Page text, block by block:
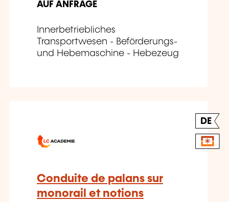
AUF ANFRAGE
Innerbetriebliches
Transportwesen - Beförderungs-
und Hebemaschine - Hebezeug
DE
Conduite de palans sur
monorail et notions